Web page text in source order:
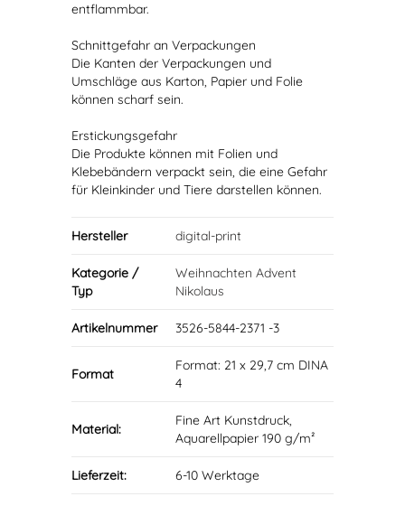
entflammbar.
Schnittgefahr an Verpackungen
Die Kanten der Verpackungen und
Umschläge aus Karton, Papier und Folie
können scharf sein.
Erstickungsgefahr
Die Produkte können mit Folien und
Klebebändern verpackt sein, die eine Gefahr
für Kleinkinder und Tiere darstellen können.
Hersteller digital-print
Kategorie /
Typ
Weihnachten Advent
Nikolaus
Artikelnummer 3526-5844-2371 -3
Format
Format: 21 x 29,7 cm DINA
4
Material:
Fine Art Kunstdruck,
Aquarellpapier 190 g/m²
Lieferzeit: 6-10 Werktage